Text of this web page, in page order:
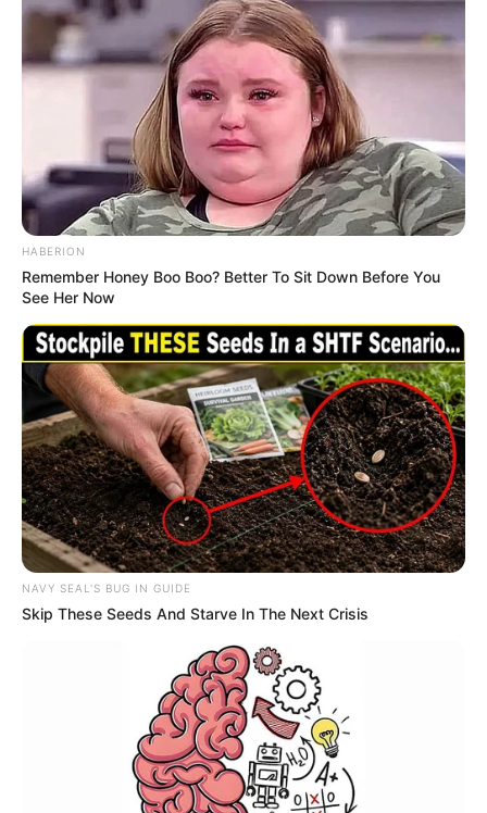
HABERION
Remember Honey Boo Boo? Better To Sit Down Before You
See Her Now
NAVY SEAL'S BUG IN GUIDE
Skip These Seeds And Starve In The Next Crisis